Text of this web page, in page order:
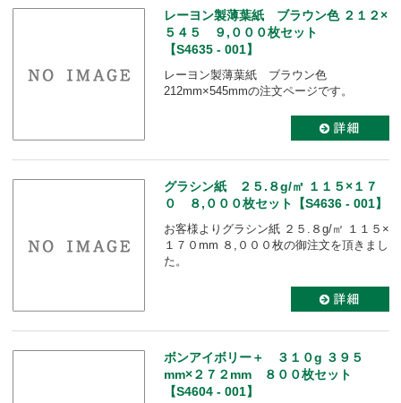
レーヨン製薄葉紙 ブラウン色 ２１２×
５４５ ９,０００枚セット
【S4635 - 001】
レーヨン製薄葉紙 ブラウン色
212mm×545mmの注文ページです。
グラシン紙 ２５.８g/㎡ １１５×１７
０ ８,０００枚セット【S4636 - 001】
お客様よりグラシン紙 ２５.８g/㎡ １１５×
１７０mm ８,０００枚の御注文を頂きまし
た。
ボンアイボリー＋ ３１０g ３９５
mm×２７２mm ８００枚セット
【S4604 - 001】